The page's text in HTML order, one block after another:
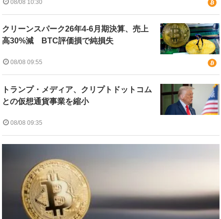
08/08 10:30
クリーンスパーク26年4-6月期決算、売上
高30%減 BTC評価損で純損失
08/08 09:55
トランプ・メディア、クリプトドットコム
との仮想通貨事業を縮小
08/08 09:35